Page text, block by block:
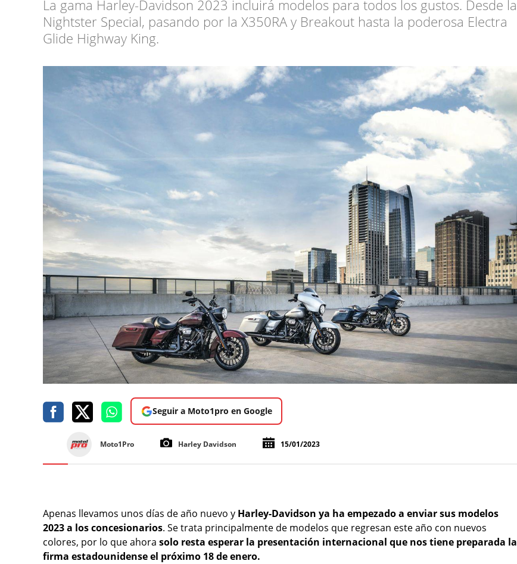
La gama Harley-Davidson 2023 incluirá modelos para todos los gustos. Desde la
Nightster Special, pasando por la X350RA y Breakout hasta la poderosa Electra
Glide Highway King.
Seguir a Moto1pro en Google
Moto1Pro Harley Davidson 15/01/2023
Apenas llevamos unos días de año nuevo y Harley-Davidson ya ha empezado a enviar sus modelos
2023 a los concesionarios. Se trata principalmente de modelos que regresan este año con nuevos
colores, por lo que ahora solo resta esperar la presentación internacional que nos tiene preparada la
firma estadounidense el próximo 18 de enero.